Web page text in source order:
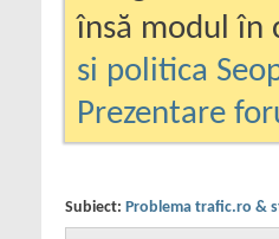
însă modul în
si politica
Prezentare
Subiect: Problema trafic.ro &